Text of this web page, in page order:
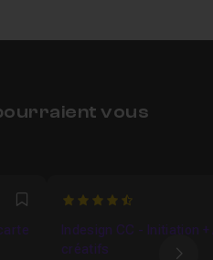
vous
Favori4.5
Indesign CC - Initiation
créatifs